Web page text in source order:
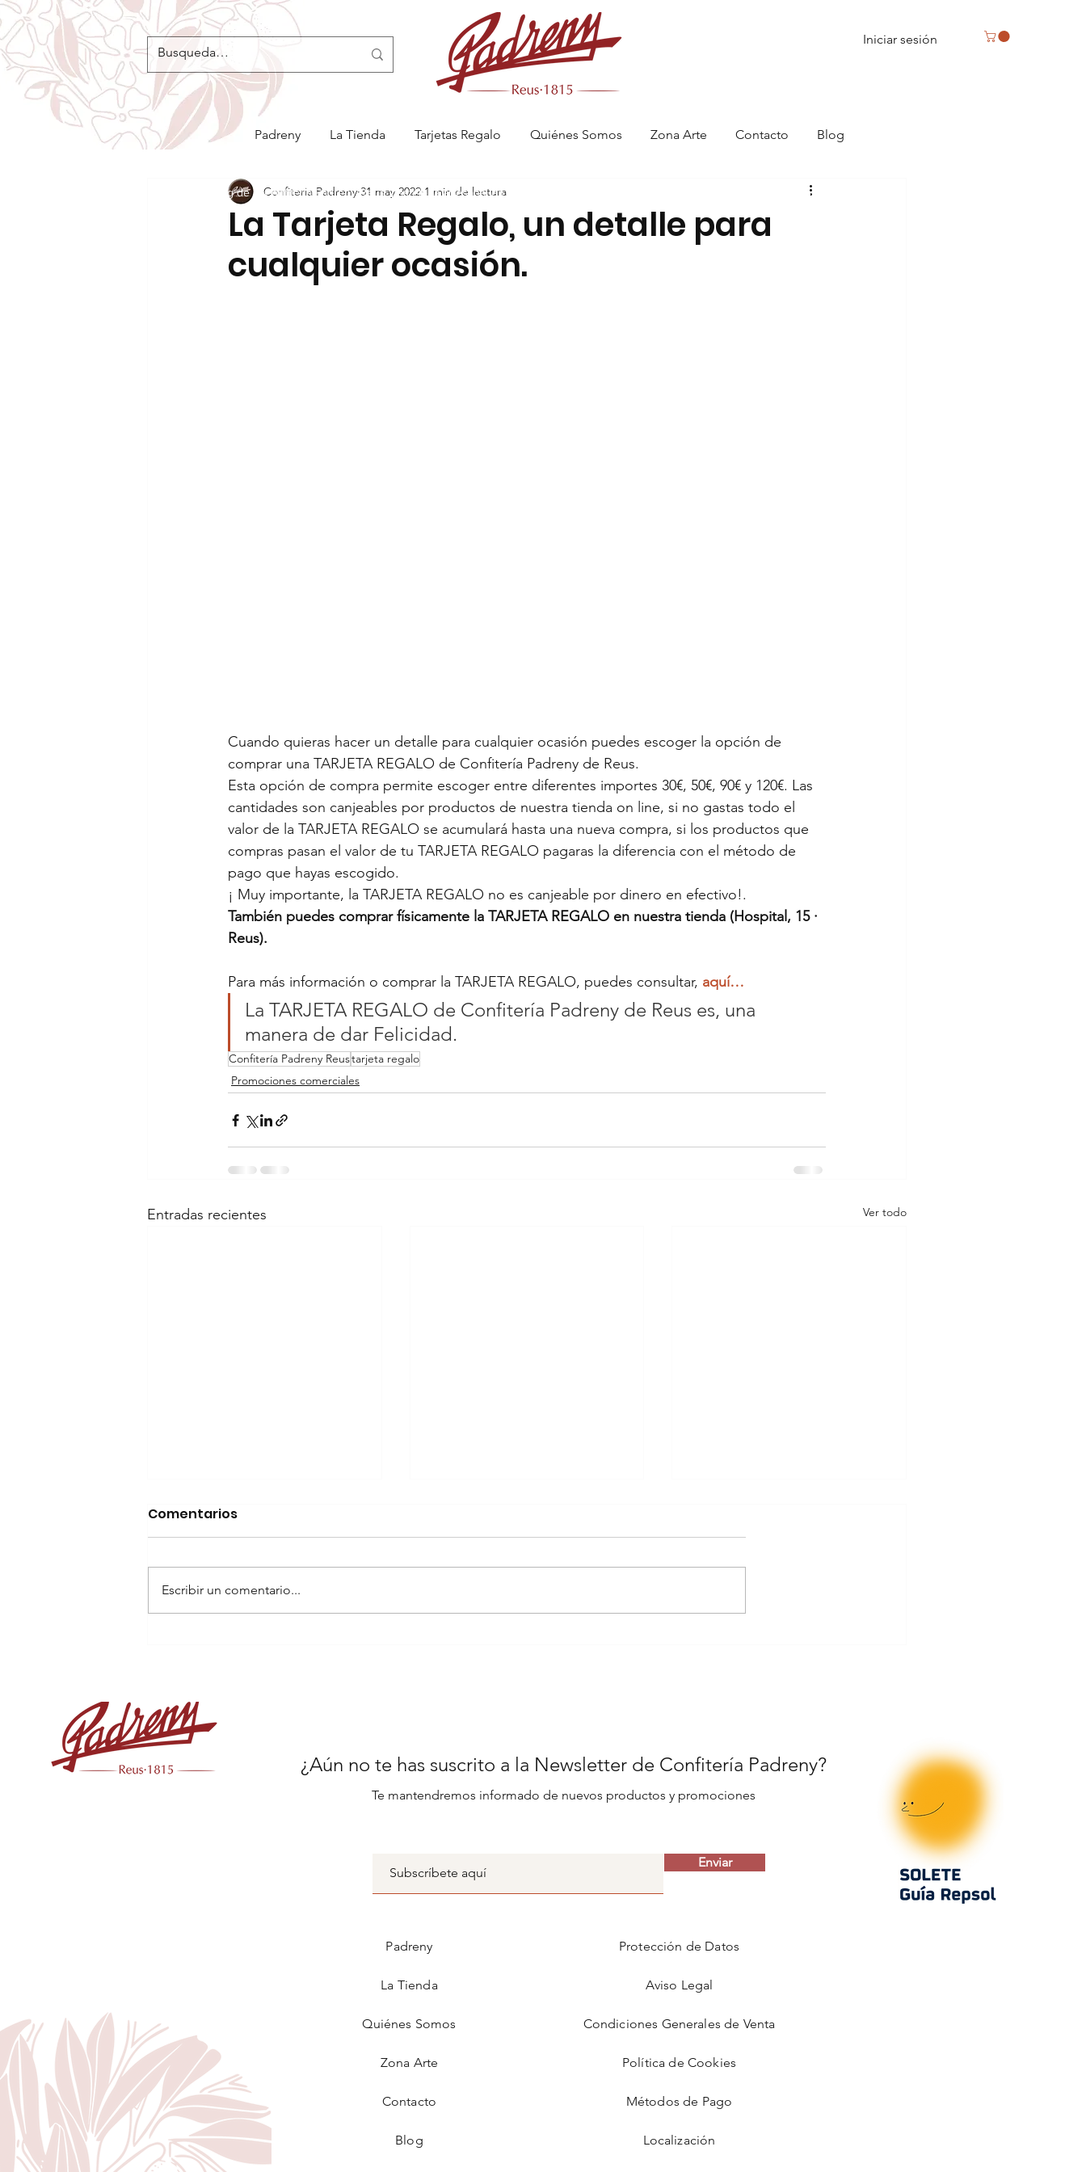
Iniciar sesión
Padreny La Tienda Tarjetas Regalo Quiénes Somos Zona Arte Contacto Blog
La Tarjeta Regalo, un detalle para
cualquier ocasión.
Confiteria Padreny 31 may 2022 1 min de lectura
Cuando quieras hacer un detalle para cualquier ocasión puedes escoger la opción de
comprar una TARJETA REGALO de Confitería Padreny de Reus.
Esta opción de compra permite escoger entre diferentes importes 30€, 50€, 90€ y 120€. Las
cantidades son canjeables por productos de nuestra tienda on line, si no gastas todo el
valor de la TARJETA REGALO se acumulará hasta una nueva compra, si los productos que
compras pasan el valor de tu TARJETA REGALO pagaras la diferencia con el método de
pago que hayas escogido.
¡ Muy importante, la TARJETA REGALO no es canjeable por dinero en efectivo!.
También puedes comprar físicamente la TARJETA REGALO en nuestra tienda (Hospital, 15 ·
Reus).
Para más información o comprar la TARJETA REGALO, puedes consultar, aquí…
La TARJETA REGALO de Confitería Padreny de Reus es, una
manera de dar Felicidad.
Confitería Padreny Reustarjeta regalo
Promociones comerciales
Entradas recientes Ver todo
La Magia Navideña.
Comentarios
Escribir un comentario...
Blog de la Confitería Padreny Reus, pastelería artesanal en Reus, menjablanc de Reus, catering en Reus, caja de bombones en Reus
Padreny
La Tienda
Quiénes Somos
Zona Arte
Contacto
Blog
Protección de Datos
Aviso Legal
Condiciones Generales de Venta
Política de Cookies
Métodos de Pago
Localización
Enviar
¿Aún no te has suscrito a la Newsletter de Confitería Padreny?
Te mantendremos informado de nuevos productos y promociones